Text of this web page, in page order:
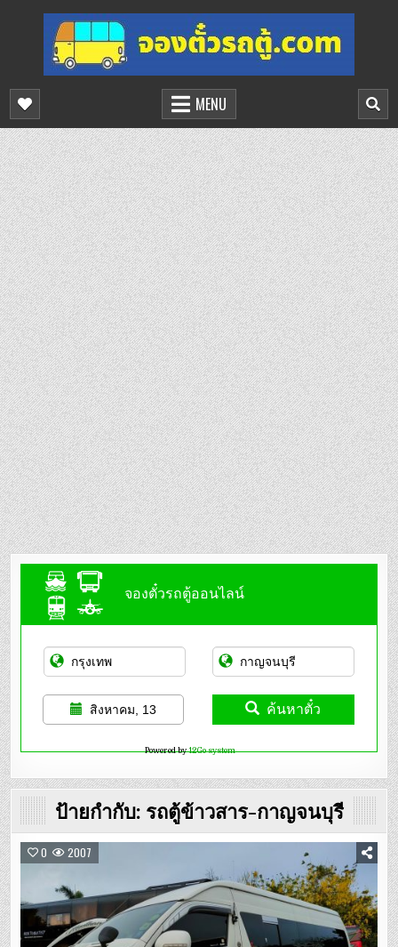
content
จองตั๋วรถตู้ออนไลน์
บริการจองตั๋วรถตู้ออนไลน์
MENU
จองตั๋วรถตู้ออนไลน์
สิงหาคม, 13 ค้นหาตั๋ว
Powered by12Go system
ป้ายกำกับ: รถตู้ข้าวสาร-กาญจนบุรี
0 2007